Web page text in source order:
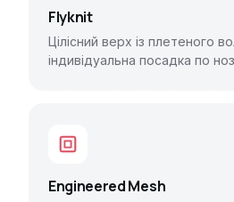
Flyknit
Цілісний верх із плетеного
індивідуальна посадка по
Engineered Mesh